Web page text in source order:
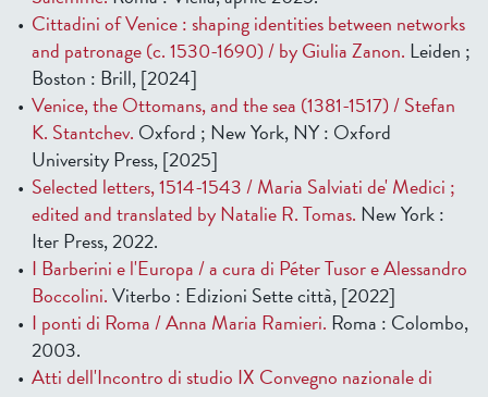
Cittadini of Venice : shaping identities between networks
and patronage (c. 1530-1690) / by Giulia Zanon. Leiden ;
Boston : Brill, [2024]
Venice, the Ottomans, and the sea (1381-1517) / Stefan
K. Stantchev. Oxford ; New York, NY : Oxford
University Press, [2025]
Selected letters, 1514-1543 / Maria Salviati de' Medici ;
edited and translated by Natalie R. Tomas. New York :
Iter Press, 2022.
I Barberini e l'Europa / a cura di Péter Tusor e Alessandro
Boccolini.Viterbo : Edizioni Sette città, [2022]
I ponti di Roma / Anna Maria Ramieri. Roma : Colombo,
2003.
Atti dell'Incontro di studio IX Convegno nazionale di